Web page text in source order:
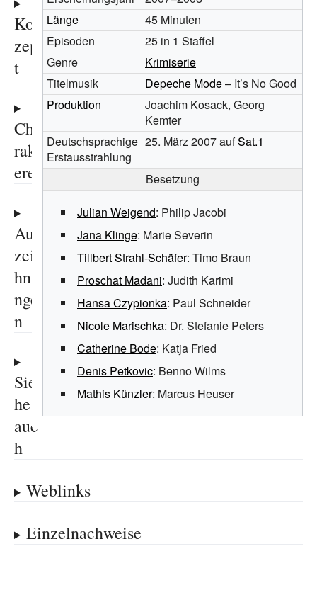
Länge
45 Minuten
Episoden
25 in 1 Staffel
Genre
Krimiserie
Titelmusik
Depeche Mode– It’s No Good
Produktion
Joachim Kosack, Georg
Kemter
Deutschsprachige
Erstausstrahlung
25. März 2007 aufSat.1
Besetzung
Julian Weigend: Philip Jacobi
Jana Klinge: Marie Severin
Tillbert Strahl-Schäfer: Timo Braun
Proschat Madani: Judith Karimi
Hansa Czypionka: Paul Schneider
Nicole Marischka: Dr. Stefanie Peters
Catherine Bode: Katja Fried
Denis Petkovic: Benno Wilms
Mathis Künzler: Marcus Heuser
Kon
zep
t
Cha
rakt
ere
Aus
zeic
hnu
nge
n
Sie
he
auc
h
Weblinks
Einzelnachweise